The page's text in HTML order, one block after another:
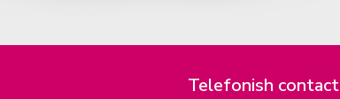
Telefonish contact